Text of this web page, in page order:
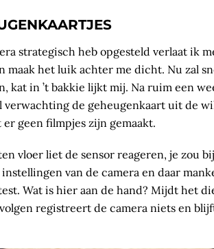
strategisch heb opgesteld verlaat ik
maak het luik achter me dicht. Nu zal
kat in ’t bakkie lijkt mij. Na ruim een
verwachting de geheugenkaart uit de
geen filmpjes zijn gemaakt.
vloer liet de sensor reageren, je zou
van de camera en daar
Wat is hier aan de hand? Mijdt het
registreert de camera niets en